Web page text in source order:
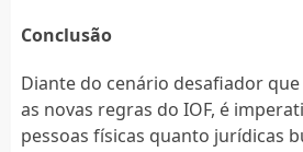
Conclusão
Diante do cenário desafiador
as novas regras do IOF, é
pessoas físicas quanto jurídicas